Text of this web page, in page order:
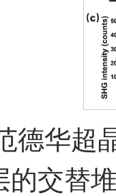
德华超
的交替